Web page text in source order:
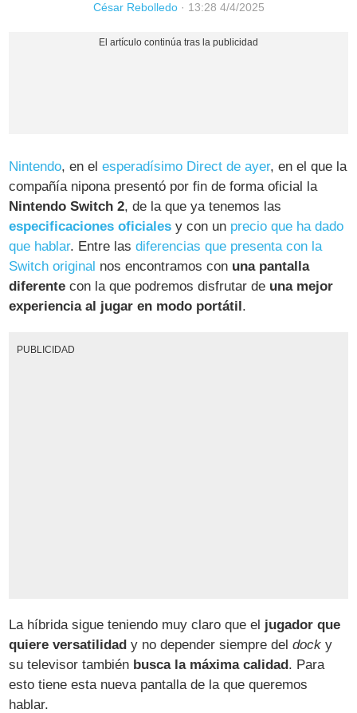
César Rebolledo· 13:28 4/4/2025
Nintendo, en elesperadísimo Direct de ayer, en el que la
compañía nipona presentó por fin de forma oficial la
Nintendo Switch 2, de la que ya tenemos las
especificaciones oficiales y con un precio que ha dado
que hablar. Entre lasdiferencias que presenta con la
Switch original nos encontramos con una pantalla
diferente con la que podremos disfrutar de una mejor
experiencia al jugar en modo portátil.
PUBLICIDAD
La híbrida sigue teniendo muy claro que el jugador que
quiere versatilidad y no depender siempre deldock y
su televisor también busca la máxima calidad. Para
esto tiene esta nueva pantalla de la que queremos
hablar.